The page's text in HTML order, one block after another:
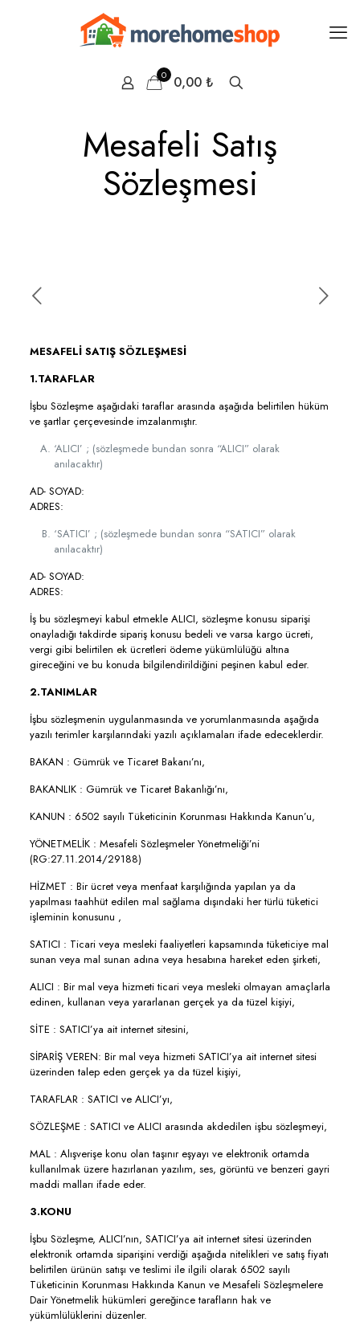
0 0,00 ₺
Mesafeli Satış
Sözleşmesi
MESAFELİ SATIŞ SÖZLEŞMESİ
1.TARAFLAR
İşbu Sözleşme aşağıdaki taraflar arasında aşağıda belirtilen hüküm
ve şartlar çerçevesinde imzalanmıştır.
‘ALICI’ ; (sözleşmede bundan sonra “ALICI” olarak
anılacaktır)
AD- SOYAD:
ADRES:
‘SATICI’ ; (sözleşmede bundan sonra “SATICI” olarak
anılacaktır)
AD- SOYAD:
ADRES:
İş bu sözleşmeyi kabul etmekle ALICI, sözleşme konusu siparişi
onayladığı takdirde sipariş konusu bedeli ve varsa kargo ücreti,
vergi gibi belirtilen ek ücretleri ödeme yükümlülüğü altına
gireceğini ve bu konuda bilgilendirildiğini peşinen kabul eder.
2.TANIMLAR
İşbu sözleşmenin uygulanmasında ve yorumlanmasında aşağıda
yazılı terimler karşılarındaki yazılı açıklamaları ifade edeceklerdir.
BAKAN : Gümrük ve Ticaret Bakanı’nı,
BAKANLIK : Gümrük ve Ticaret Bakanlığı’nı,
KANUN : 6502 sayılı Tüketicinin Korunması Hakkında Kanun’u,
YÖNETMELİK : Mesafeli Sözleşmeler Yönetmeliği’ni
(RG:27.11.2014/29188)
HİZMET : Bir ücret veya menfaat karşılığında yapılan ya da
yapılması taahhüt edilen mal sağlama dışındaki her türlü tüketici
işleminin konusunu ,
SATICI : Ticari veya mesleki faaliyetleri kapsamında tüketiciye mal
sunan veya mal sunan adına veya hesabına hareket eden şirketi,
ALICI : Bir mal veya hizmeti ticari veya mesleki olmayan amaçlarla
edinen, kullanan veya yararlanan gerçek ya da tüzel kişiyi,
SİTE : SATICI’ya ait internet sitesini,
SİPARİŞ VEREN: Bir mal veya hizmeti SATICI’ya ait internet sitesi
üzerinden talep eden gerçek ya da tüzel kişiyi,
TARAFLAR : SATICI ve ALICI’yı,
SÖZLEŞME : SATICI ve ALICI arasında akdedilen işbu sözleşmeyi,
MAL : Alışverişe konu olan taşınır eşyayı ve elektronik ortamda
kullanılmak üzere hazırlanan yazılım, ses, görüntü ve benzeri gayri
maddi malları ifade eder.
3.KONU
İşbu Sözleşme, ALICI’nın, SATICI’ya ait internet sitesi üzerinden
elektronik ortamda siparişini verdiği aşağıda nitelikleri ve satış fiyatı
belirtilen ürünün satışı ve teslimi ile ilgili olarak 6502 sayılı
Tüketicinin Korunması Hakkında Kanun ve Mesafeli Sözleşmelere
Dair Yönetmelik hükümleri gereğince tarafların hak ve
yükümlülüklerini düzenler.